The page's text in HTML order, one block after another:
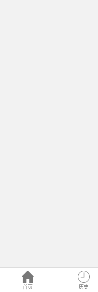
首页 历史